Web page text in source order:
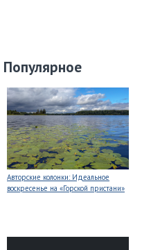
Популярное
Авторские колонки: Идеальное
воскресенье на «Горской пристани»